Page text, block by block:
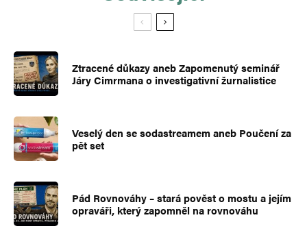
Ztracené důkazy aneb Zapomenutý seminář
Járy Cimrmana o investigativní žurnalistice
Veselý den se sodastreamem aneb Poučení za
pět set
Pád Rovnováhy – stará pověst o mostu a jejím
opraváři, který zapomněl na rovnováhu